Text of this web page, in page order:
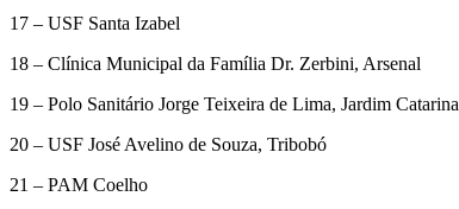
17 – USF Santa Izabel
18 – Clínica Municipal da Família Dr. Zerbini, Arsenal
19 – Polo Sanitário Jorge Teixeira de Lima, Jardim Catarina
20 – USF José Avelino de Souza, Tribobó
21 – PAM Coelho